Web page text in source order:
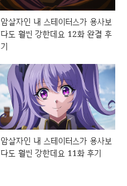
암살자인 내 스테이터스가 용사보
다도 훨씬 강한데요 12화 완결 후
기
암살자인 내 스테이터스가 용사보
다도 훨씬 강한데요 11화 후기